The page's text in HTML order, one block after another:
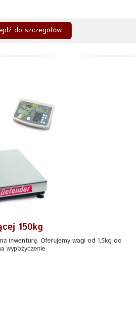
do szczegółów
150kg
inwenturę. Oferujemy wagi od 1,5kg do
wypożyczenie.